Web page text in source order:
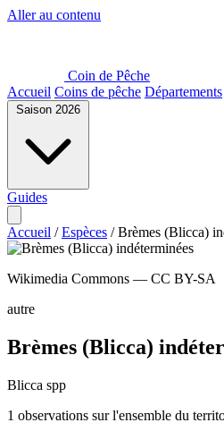
Aller au contenu
Coin de Pêche
Accueil Coins de pêche Départements
Saison 2026
Guides
Accueil / Espèces / Brèmes (Blicca)
Wikimedia Commons — CC BY-SA
autre
Brèmes (Blicca)
Blicca spp
1 observations sur l'ensemble du